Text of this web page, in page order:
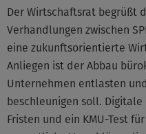
Der Wirtschaftsrat begrüßt
Verhandlungen zwischen
eine zukunftsorientierte
Anliegen ist der Abbau
Unternehmen entlasten
beschleunigen soll.
Fristen und ein KMU-Test